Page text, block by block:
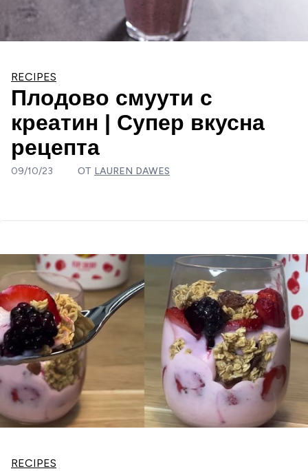
RECIPES
Плодово смуути с
креатин | Супер вкусна
рецепта
09/10/23 ОТ LAUREN DAWES
RECIPES